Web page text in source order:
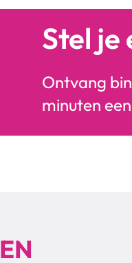
Stel je
Ontvang
minuten